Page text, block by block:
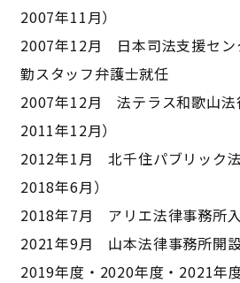
2007年11月）
2007年12月 日本司法支援セン
勤スタッフ弁護士就任
2007年12月 法テラス和歌山法
2011年12月）
2012年1月 北千住パブリック
2018年6月）
2018年7月 アリエ法律事務所
2021年9月 山本法律事務所開
2019年度・2020年度・2021年